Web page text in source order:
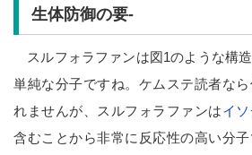
生体防御の要-
スルフォラファンは図1のような構
単純な分子ですね。ケムステ読者な
れませんが、スルフォラファンはイ
含むことから非常に反応性の高い分